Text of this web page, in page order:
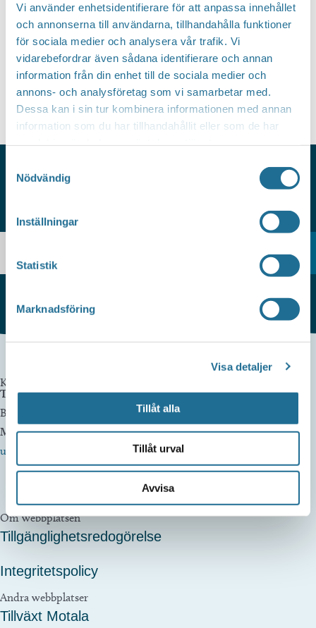
Vi använder enhetsidentifierare för att anpassa innehållet
och annonserna till användarna, tillhandahålla funktioner
för sociala medier och analysera vår trafik. Vi
vidarebefordrar även sådana identifierare och annan
information från din enhet till de sociala medier och
annons- och analysföretag som vi samarbetar med.
Dessa kan i sin tur kombinera informationen med annan
information som du har tillhandahållit eller som de har
Nödvändig
Inställningar
Statistik
Marknadsföring
Visa detaljer
Tillåt alla
Tillåt urval
Avvisa
Kontakta oss
Telefon
Besöksservice 0141 - 10 1 2 05
Mail
upplev@motala.se
Om webbplatsen
Tillgänglighetsredogörelse
Integritetspolicy
Andra webbplatser
Tillväxt Motala